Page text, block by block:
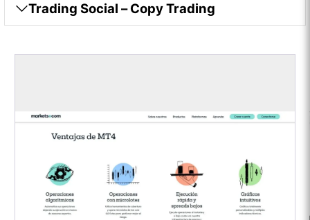
Trading Social – Copy Trading